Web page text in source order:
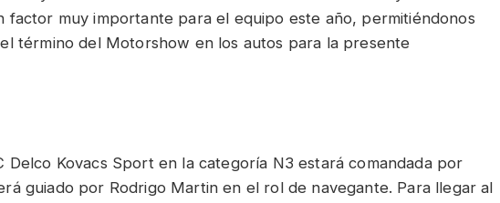
factor muy importante para el equipo este año, permitiéndonos
término del Motorshow en los autos para la presente
Delco Kovacs Sport en la categoría N3 estará comandada por
guiado por Rodrigo Martin en el rol de navegante. Para llegar al